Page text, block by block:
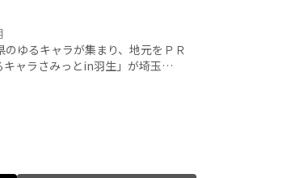
ゆるキャラが集まり、地元をＰＲ
キャラさみっとin羽生」が埼玉…